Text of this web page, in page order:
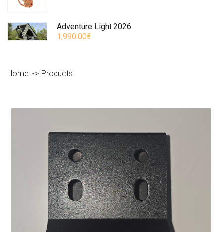
Adventure Light 2026
1,990.00€
Home Products